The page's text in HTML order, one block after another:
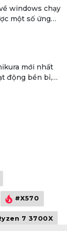
windows chạy
một số ứng
mới nhất
động bền bỉ,
#X570
7 3700X